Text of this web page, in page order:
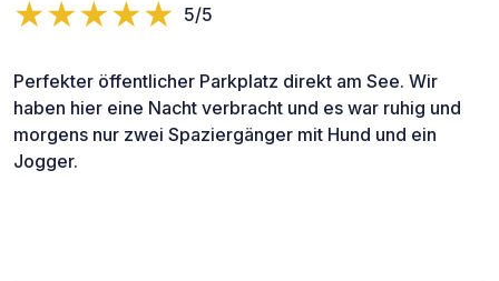
5/5
Perfekter öffentlicher Parkplatz direkt am See. Wir
haben hier eine Nacht verbracht und es war ruhig und
morgens nur zwei Spaziergänger mit Hund und ein
Jogger.